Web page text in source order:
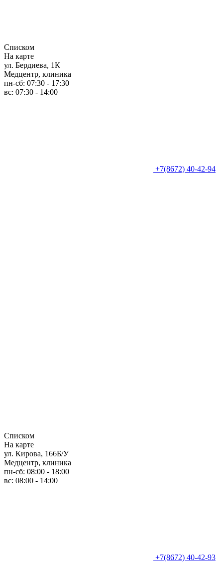
Списком
На карте
ул. Бердиева, 1К
Медцентр, клиника
пн-сб: 07:30 - 17:30
вс: 07:30 - 14:00
+7(8672) 40-42-94
Списком
На карте
ул. Кирова, 166Б/У
Медцентр, клиника
пн-сб: 08:00 - 18:00
вс: 08:00 - 14:00
+7(8672) 40-42-93